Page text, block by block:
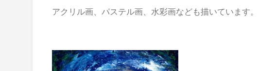
アクリル画、パステル画、水彩画なども描いています。